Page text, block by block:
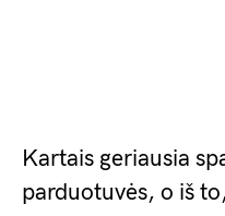
Kartais geriausia
parduotuvės, o iš